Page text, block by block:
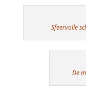
Sfeervolle
De